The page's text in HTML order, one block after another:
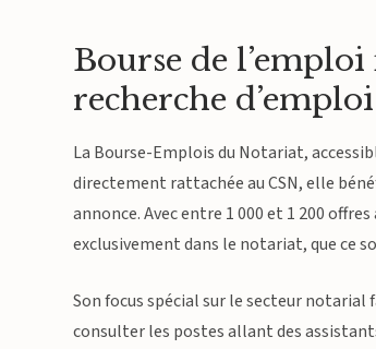
Bourse de
recherche
La Bourse-Emplois du Notariat,
directement rattachée au CSN, elle
annonce. Avec entre 1 000 et 1 200
exclusivement dans le notariat, que ce
Son focus spécial sur le secteur notarial
consulter les postes allant des